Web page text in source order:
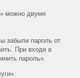
можно двумя
забыли пароль от
При входе в
пароль».